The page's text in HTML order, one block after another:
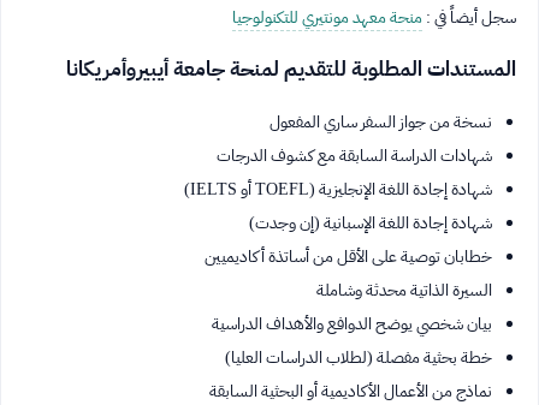
سجل أيضاً في :منحة معهد مونتيري للتكنولوجيا
المستندات المطلوبة للتقديم لمنحة جامعة أيبيروأمريكانا
نسخة من جواز السفر ساري المفعول
شهادات الدراسة السابقة مع كشوف الدرجات
شهادة إجادة اللغة الإنجليزية (TOEFL أو IELTS)
شهادة إجادة اللغة الإسبانية (إن وجدت)
خطابان توصية على الأقل من أساتذة أكاديميين
السيرة الذاتية محدثة وشاملة
بيان شخصي يوضح الدوافع والأهداف الدراسية
خطة بحثية مفصلة (لطلاب الدراسات العليا)
نماذج من الأعمال الأكاديمية أو البحثية السابقة